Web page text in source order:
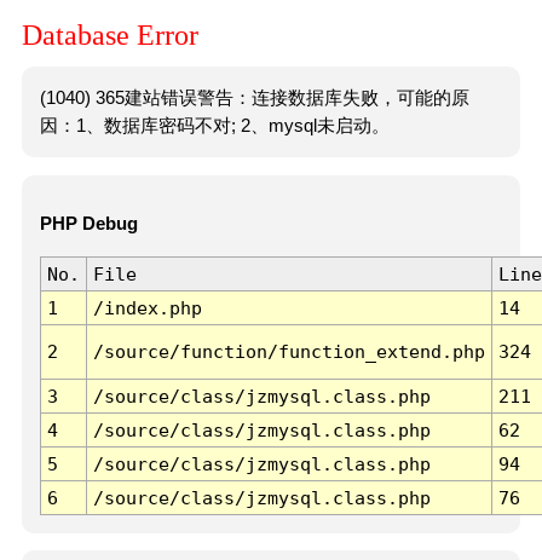
Database Error
(1040) 365建站错误警告：连接数据库失败，可能的原
因：1、数据库密码不对; 2、mysql未启动。
PHP Debug
No. File
Line
1
/index.php 14
2 /source/function/function_extend.php 324
3 /source/class/jzmysql.class.php
211
4
/source/class/jzmysql.class.php
62
5
/source/class/jzmysql.class.php
94
6
/source/class/jzmysql.class.php 76